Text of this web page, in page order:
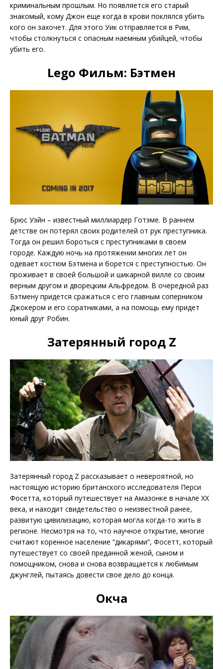
криминальным прошлым. Но появляется его старый
знакомый, кому Джон еще когда в крови поклялся убить
кого он захочет. Для этого Уик отправляется в Рим,
чтобы столкнуться с опасным наемным убийцей, чтобы
убить его.
Lego Фильм: Бэтмен
Брюс Уэйн – известный миллиардер Готэме. В раннем
детстве он потерял своих родителей от рук преступника.
Тогда он решил бороться с преступниками в своем
городе. Каждую ночь на протяжении многих лет он
одевает костюм Бэтмена и борется с преступностью. Он
проживает в своей большой и шикарной вилле со своим
верным другом и дворецким Альфредом. В очередной раз
Бэтмену придется сражаться с его главным соперником
Джокером и его соратниками, а на помощь ему придет
юный друг Робин.
Затерянный город Z
Затерянный город Z рассказывает о невероятной, но
настоящую историю британского исследователя Перси
Фосетта, который путешествует на Амазонке в начале ХХ
века, и находит свидетельство о неизвестной ранее,
развитую цивилизацию, которая могла когда-то жить в
регионе. Несмотря на то, что научное открытие, многие
считают коренное население “дикарями”, Фосетт, который
путешествует со своей преданной женой, сыном и
помощником, снова и снова возвращается к любимым
джунглей, пытаясь довести свое дело до конца.
Окча